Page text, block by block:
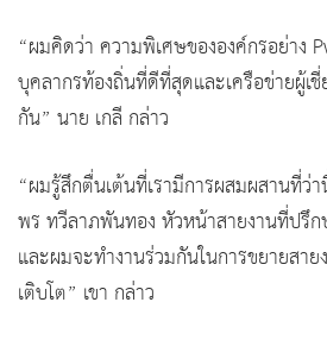
“ผมคิดว่า ความพิเศษขององค์กรอย่าง
บุคลากรท้องถิ่นที่ดีที่สุดและเครือข่ายผู้เ
กัน” นาย เกลี กล่าว
“ผมรู้สึกตื่นเต้นที่เรามีการผสมผสานที่ว่
พร ทวีลาภพันทอง หัวหน้าสายงานที่ปรึก
และผมจะทำงานร่วมกันในการขยายสา
เติบโต” เขา กล่าว